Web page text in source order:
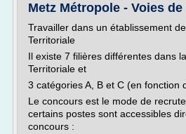
Metz Métropole - Voies
Travailler dans un établissement
Territoriale
Il existe 7 filières différentes dans
Territoriale et
3 catégories A, B et C (en fonction
Le concours est le mode de
certains postes sont accessibles
concours :